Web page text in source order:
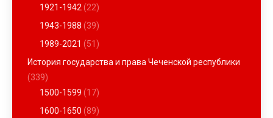
1921-1942 (22)
1943-1988 (39)
1989-2021 (51)
История государства и права Чеченской республики
(339)
1500-1599 (17)
1600-1650 (89)